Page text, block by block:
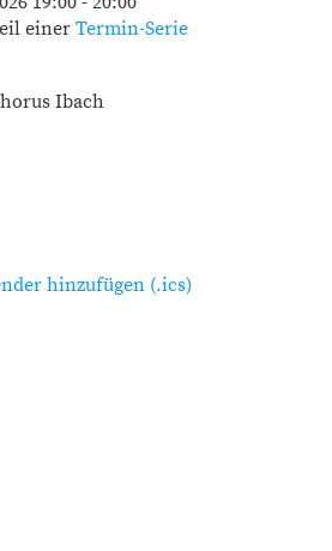
einerTermin-Serie
Ibach
hinzufügen (.ics)